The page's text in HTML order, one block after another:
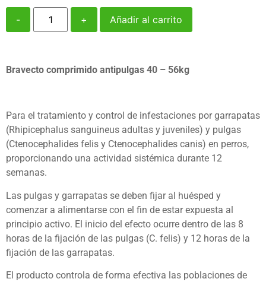
- + Añadir al carrito
Bravecto comprimido antipulgas 40 – 56kg
Para el tratamiento y control de infestaciones por garrapatas
(Rhipicephalus sanguineus adultas y juveniles) y pulgas
(Ctenocephalides felis y Ctenocephalides canis) en perros,
proporcionando una actividad sistémica durante 12
semanas.
Las pulgas y garrapatas se deben fijar al huésped y
comenzar a alimentarse con el fin de estar expuesta al
principio activo. El inicio del efecto ocurre dentro de las 8
horas de la fijación de las pulgas (C. felis) y 12 horas de la
fijación de las garrapatas.
El producto controla de forma efectiva las poblaciones de